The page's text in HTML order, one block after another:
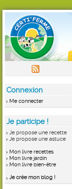
Connexion
Me connecter
Je participe !
Je propose une recette
Je propose une astuce
Mon livre recettes
Mon livre jardin
Mon livre bien-être
Je crée mon blog !